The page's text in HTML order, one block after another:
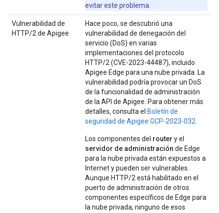
evitar este problema.
Vulnerabilidad de
HTTP/2 de Apigee
Hace poco, se descubrió una
vulnerabilidad de denegación del
servicio (DoS) en varias
implementaciones del protocolo
HTTP/2 (CVE-2023-44487), incluido
Apigee Edge para una nube privada. La
vulnerabilidad podría provocar un DoS
de la funcionalidad de administración
de la API de Apigee. Para obtener más
detalles, consulta el Boletín de
seguridad de Apigee GCP-2023-032
Los componentes del router y el
servidor de administración de Edge
para la nube privada están expuestos a
Internet y pueden ser vulnerables.
Aunque HTTP/2 está habilitado en el
puerto de administración de otros
componentes específicos de Edge para
la nube privada, ninguno de esos